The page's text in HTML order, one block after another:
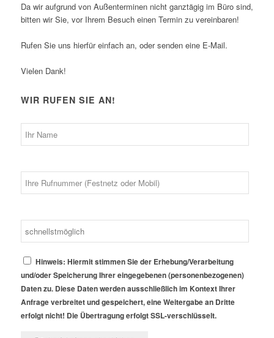
Da wir aufgrund von Außenterminen nicht ganztägig im Büro sind,
bitten wir Sie, vor Ihrem Besuch einen Termin zu vereinbaren!
Rufen Sie uns hierfür einfach an, oder senden eine E-Mail.
Vielen Dank!
WIR RUFEN SIE AN!
Hinweis: Hiermit stimmen Sie der Erhebung/Verarbeitung
und/oder Speicherung Ihrer eingegebenen (personenbezogenen)
Daten zu. Diese Daten werden ausschließlich im Kontext Ihrer
Anfrage verbreitet und gespeichert, eine Weitergabe an Dritte
erfolgt nicht! Die Übertragung erfolgt SSL-verschlüsselt.